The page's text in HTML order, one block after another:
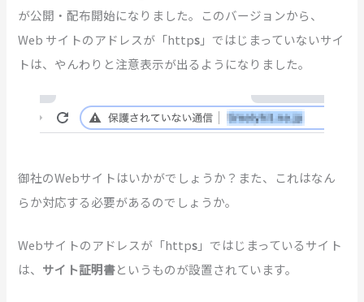
が公開・配布開始になりました。このバージョンから、
Web サイトのアドレスが「https」ではじまっていないサイ
トは、やんわりと注意表示が出るようになりました。
御社のWebサイトはいかがでしょうか？また、これはなん
らか対応する必要があるのでしょうか。
Webサイトのアドレスが「https」ではじまっているサイト
は、 サイト証明書というものが設置されています。